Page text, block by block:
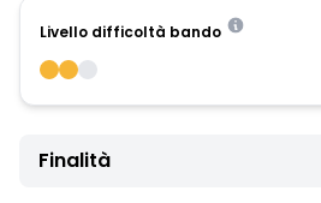
Livello difficoltà bando
Finalità